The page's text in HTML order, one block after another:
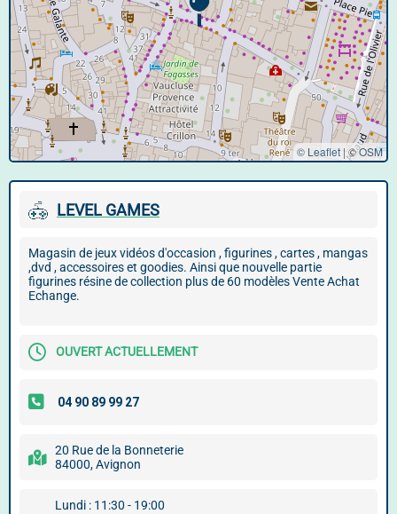
© Leaflet | ©OSM
LEVEL GAMES
Magasin de jeux vidéos d'occasion , figurines , cartes , mangas
,dvd , accessoires et goodies. Ainsi que nouvelle partie
figurines résine de collection plus de 60 modèles Vente Achat
Echange.
OUVERT ACTUELLEMENT
20 Rue de la Bonneterie
84000, Avignon
Lundi : 11:30 - 19:00